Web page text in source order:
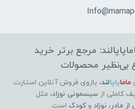
مرجع برتر خرید
بی‌نظیر محصولات
ماماپاپالند، بازوی فروش آنلاین استارت
کاملی از سیسمونی نوزاد، مثل
از مادر، نوزاد وکودک است.